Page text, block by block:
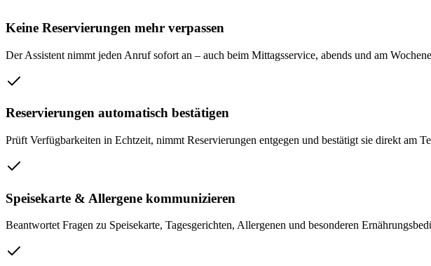
Keine Reservierungen mehr verpassen
Der Assistent nimmt jeden Anruf sofort an – auch beim Mittagsservice, abends und am
Reservierungen automatisch bestätigen
Prüft Verfügbarkeiten in Echtzeit, nimmt Reservierungen entgegen und bestätigt sie direkt am
Speisekarte & Allergene kommunizieren
Beantwortet Fragen zu Speisekarte, Tagesgerichten, Allergenen und besonderen